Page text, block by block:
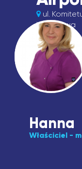
ul.
Warszawa
Hanna
Właściciel -